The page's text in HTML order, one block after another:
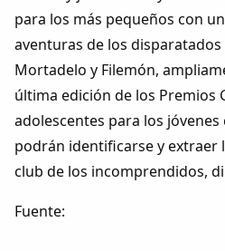
para los más pequeños con
aventuras de los disparatados
Mortadelo y Filemón,
última edición de los Premios
adolescentes para los
podrán identificarse y extraer
club de los incomprendidos,
Fuente: